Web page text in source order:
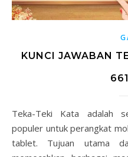
KUNCI JAWABAN
Teka-Teki Kata adalah sebuah game teka-teki yang
populer untuk perangkat
tablet. Tujuan utama